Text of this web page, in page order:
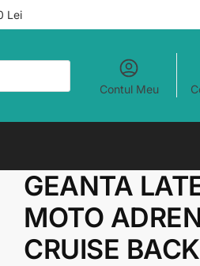
Lei
Contul Meu
GEANTA
MOTO
CRUISE